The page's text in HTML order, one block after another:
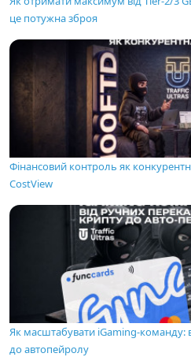
це потужна зброя
Фінансовий контроль як
CostView
Як масштабувати iGaming-команду:
до автопейролу